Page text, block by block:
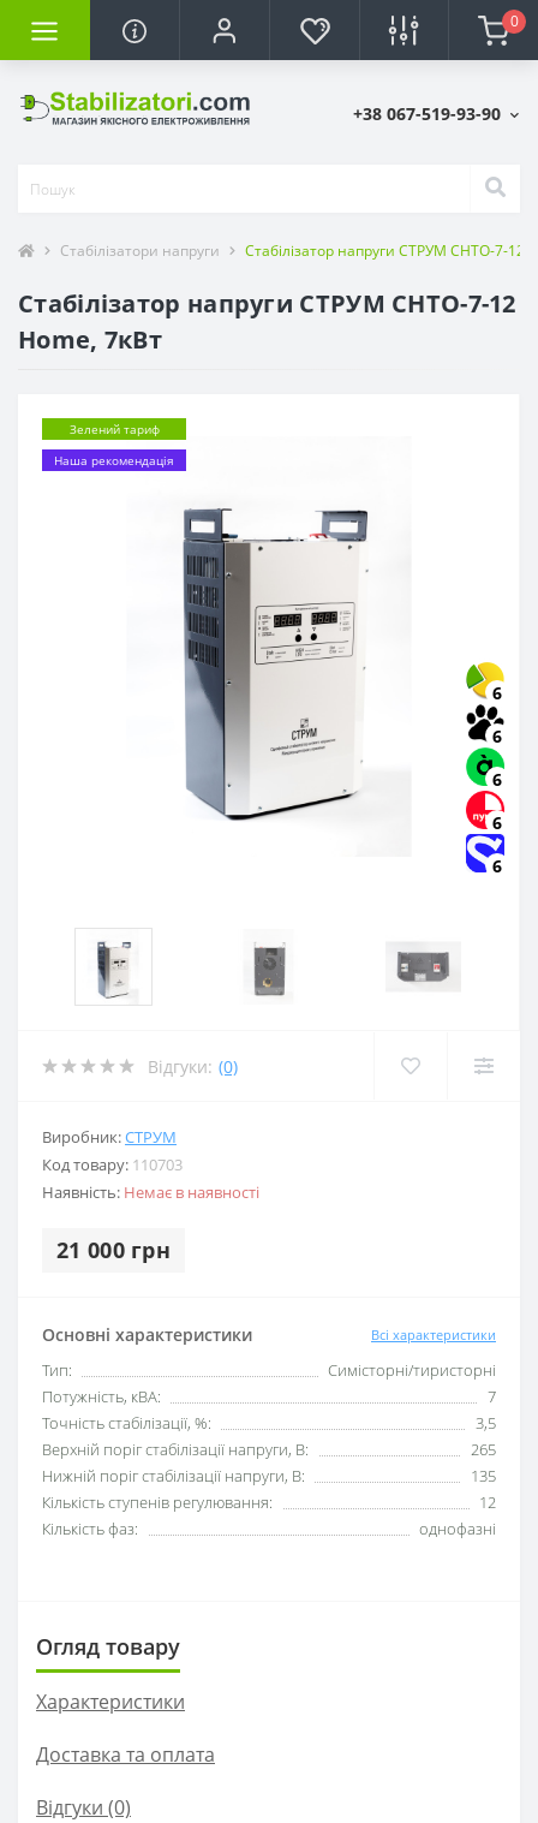
0
+38 067-519-93-90
Стабілізатори напруги Стабілізатор напруги СТРУМ СНТО-7-12
Стабілізатор напруги СТРУМ СНТО-7-12
Home, 7кВт
Зелений тариф
Наша рекомендація
6
6
6
6
6
Відгуки: (0)
Виробник:СТРУМ
Код товару: 110703
Наявність: Немає в наявності
21 000 грн
Основні характеристики Всі характеристики
Тип:
Симісторні/тиристорні
Потужність, кВА:
7
Точність стабілізації, %:
3,5
Верхній поріг стабілізації напруги, В:
265
Нижній поріг стабілізації напруги, В:
135
Кількість ступенів регулювання:
12
Кількість фаз:
однофазні
Огляд товару
Характеристики
Доставка та оплата
Відгуки (0)